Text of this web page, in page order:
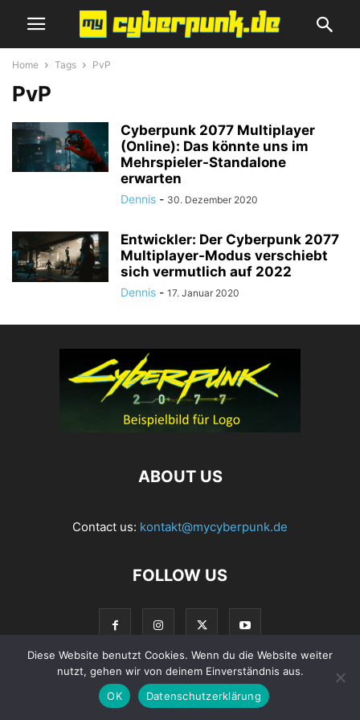
Home Tags PvP
PvP
Cyberpunk 2077 Multiplayer
(Online): Das könnte uns im
Mehrspieler-Standalone
erwarten
Dennis - 30. Dezember 2020
Entwickler: Der Cyberpunk 2077
Multiplayer-Modus verschiebt
sich vermutlich auf 2022
Dennis - 17. Januar 2020
ABOUT US
Contact us: kontakt@mycyberpunk.de
FOLLOW US
© Copyright 2022 MyCyberpunk.de
Diese Website benutzt Cookies. Wenn du die Website weiter
nutzt, gehen wir von deinem Einverständnis aus.
OK
Datenschutzerklärung